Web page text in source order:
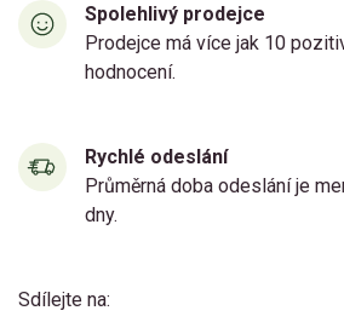
Spolehlivý prodejce
Prodejce má více jak 10
hodnocení.
Rychlé odeslání
Průměrná doba odeslání je
dny.
Sdílejte na: